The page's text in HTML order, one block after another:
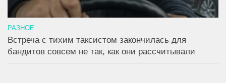
РАЗНОЕ
Встреча с тихим таксистом закончилась для
бандитов совсем не так, как они рассчитывали